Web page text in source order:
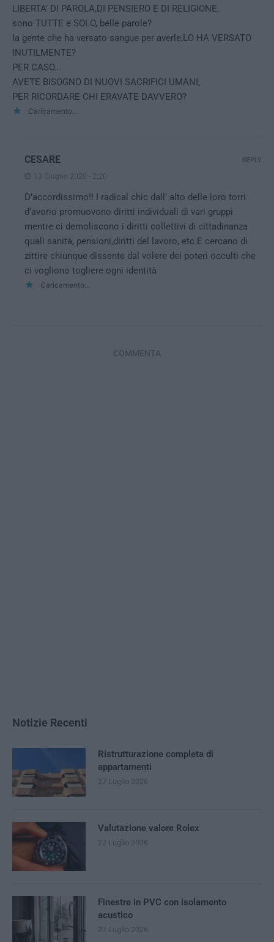
LIBERTA’ DI PAROLA,DI PENSIERO E DI RELIGIONE.
sono TUTTE e SOLO, belle parole?
la gente che ha versato sangue per averle,LO HA VERSATO
INUTILMENTE?
PER CASO…
AVETE BISOGNO DI NUOVI SACRIFICI UMANI,
PER RICORDARE CHI ERAVATE DAVVERO?
Caricamento...
CESARE
13 Giugno 2020 - 2:20
D’accordissimo!! I radical chic dall’ alto delle loro torri
d’avorio promuovono diritti individuali di vari gruppi
mentre ci demoliscono i diritti collettivi di cittadinanza
quali sanità, pensioni,diritti del lavoro, etc.E cercano di
zittire chiunque dissente dal volere dei poteri occulti che
ci vogliono togliere ogni identità
Caricamento...
REPLY
COMMENTA
Notizie Recenti
Ristrutturazione completa di
appartamenti
27 Luglio 2026
Valutazione valore Rolex
27 Luglio 2026
Finestre in PVC con isolamento
acustico
27 Luglio 2026